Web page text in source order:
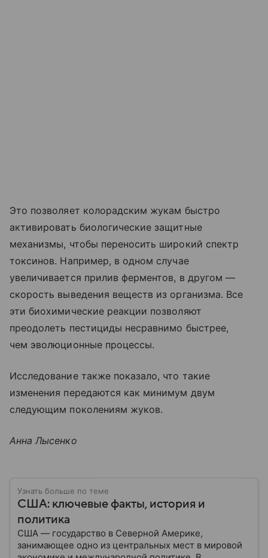
Это позволяет колорадским жукам быстро
активировать биологические защитные
механизмы, чтобы переносить широкий спектр
токсинов. Например, в одном случае
увеличивается прилив ферментов, в другом —
скорость выведения веществ из организма. Все
эти биохимические реакции позволяют
преодолеть пестициды несравнимо быстрее,
чем эволюционные процессы.
Исследование также показало, что такие
изменения передаются как минимум двум
следующим поколениям жуков.
Анна Лысенко
Узнать больше по теме
США: ключевые факты, история и
политика
США — государство в Северной Америке,
занимающее одно из центральных мест в мировой